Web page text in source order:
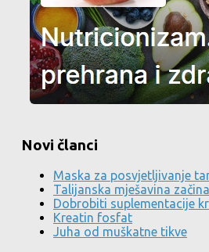
Novi članci
Maska za posvjetljivanje
Talijanska mješavina začina
Dobrobiti suplementacije
Kreatin fosfat
Juha od muškatne tikve